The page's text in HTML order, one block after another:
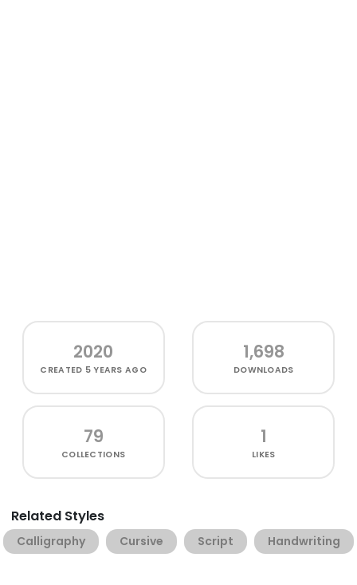
2020
CREATED 5 YEARS AGO
1,698
DOWNLOADS
79
COLLECTIONS
1
LIKES
Related Styles
Calligraphy Cursive Script Handwriting